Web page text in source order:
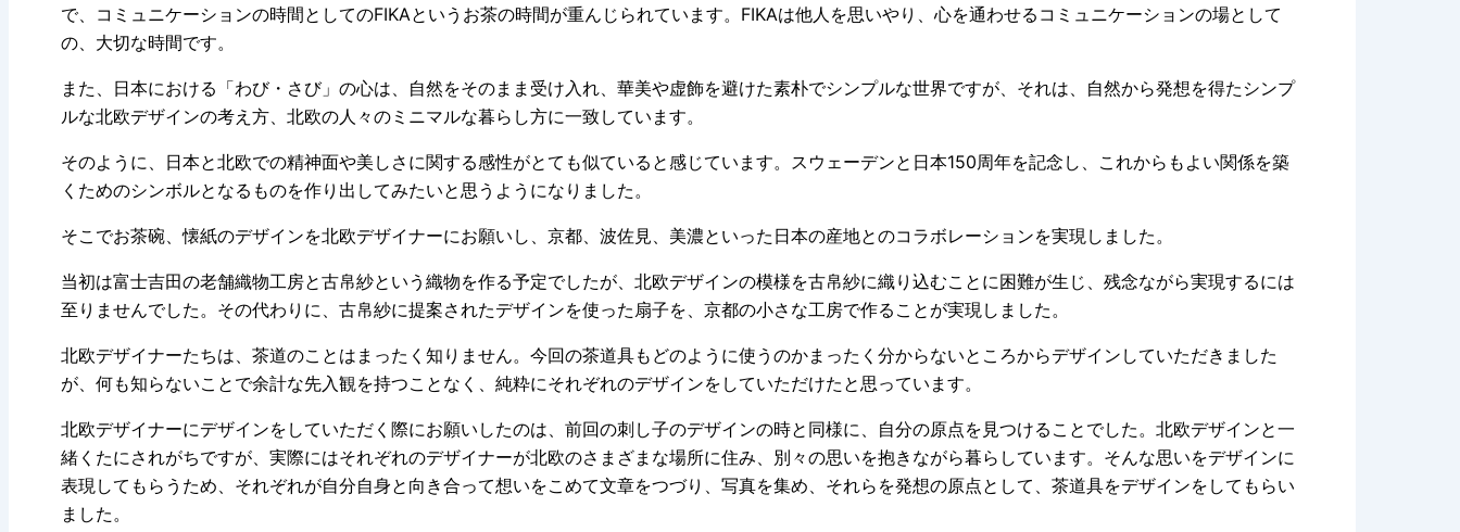
で、コミュニケーションの時間としてのFIKAというお茶の時間が重んじられています。FIKAは他人を思いやり、心を通わせるコミュニケーションの場として
の、大切な時間です。
また、日本における「わび・さび」の心は、自然をそのまま受け入れ、華美や虚飾を避けた素朴でシンプルな世界ですが、それは、自然から発想を得たシンプ
ルな北欧デザインの考え方、北欧の人々のミニマルな暮らし方に一致しています。
そのように、日本と北欧での精神面や美しさに関する感性がとても似ていると感じています。スウェーデンと日本150周年を記念し、これからもよい関係を築
くためのシンボルとなるものを作り出してみたいと思うようになりました。
そこでお茶碗、懐紙のデザインを北欧デザイナーにお願いし、京都、波佐見、美濃といった日本の産地とのコラボレーションを実現しました。
当初は富士吉田の老舗織物工房と古帛紗という織物を作る予定でしたが、北欧デザインの模様を古帛紗に織り込むことに困難が生じ、残念ながら実現するには
至りませんでした。その代わりに、古帛紗に提案されたデザインを使った扇子を、京都の小さな工房で作ることが実現しました。
北欧デザイナーたちは、茶道のことはまったく知りません。今回の茶道具もどのように使うのかまったく分からないところからデザインしていただきました
が、何も知らないことで余計な先入観を持つことなく、純粋にそれぞれのデザインをしていただけたと思っています。
北欧デザイナーにデザインをしていただく際にお願いしたのは、前回の刺し子のデザインの時と同様に、自分の原点を見つけることでした。北欧デザインと一
緒くたにされがちですが、実際にはそれぞれのデザイナーが北欧のさまざまな場所に住み、別々の思いを抱きながら暮らしています。そんな思いをデザインに
表現してもらうため、それぞれが自分自身と向き合って想いをこめて文章をつづり、写真を集め、それらを発想の原点として、茶道具をデザインをしてもらい
ました。